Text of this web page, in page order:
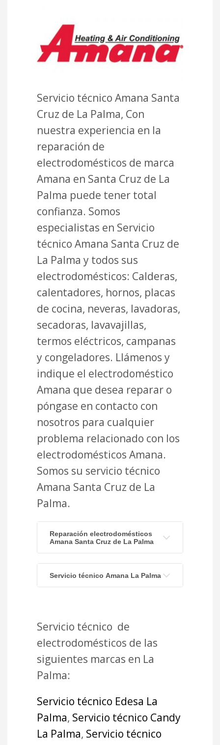
Servicio técnico Amana Santa
Cruz de La Palma, Con
nuestra experiencia en la
reparación de
electrodomésticos de marca
Amana en Santa Cruz de La
Palma puede tener total
confianza. Somos
especialistas en Servicio
técnico Amana Santa Cruz de
La Palma y todos sus
electrodomésticos: Calderas,
calentadores, hornos, placas
de cocina, neveras, lavadoras,
secadoras, lavavajillas,
termos eléctricos, campanas
y congeladores. Llámenos y
indique el electrodoméstico
Amana que desea reparar o
póngase en contacto con
nosotros para cualquier
problema relacionado con los
electrodomésticos Amana.
Somos su servicio técnico
Amana Santa Cruz de La
Palma.
Reparación electrodomésticos
Amana Santa Cruz de La Palma
Servicio técnico Amana La Palma
Servicio técnico de
electrodomésticos de las
siguientes marcas en La
Palma:
Servicio técnico Edesa La
Palma, Servicio técnico Candy
La Palma, Servicio técnico